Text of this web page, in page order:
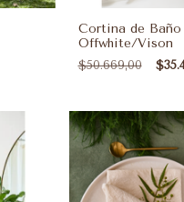
Cortina de
Offwhite/Vison
$50.669,00